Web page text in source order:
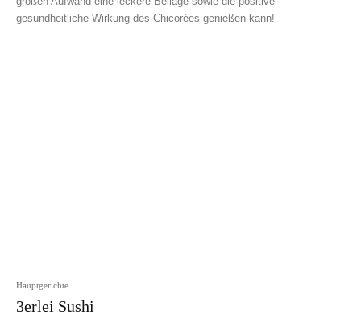
gesundheitliche Wirkung des Chicorées genießen kann!
Hauptgerichte
3erlei Sushi